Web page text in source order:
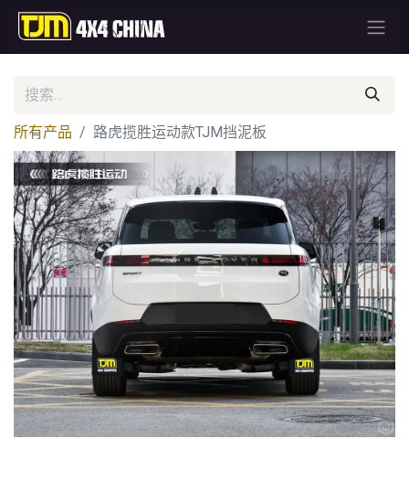
所有产品 路虎揽胜运动款TJM挡泥板